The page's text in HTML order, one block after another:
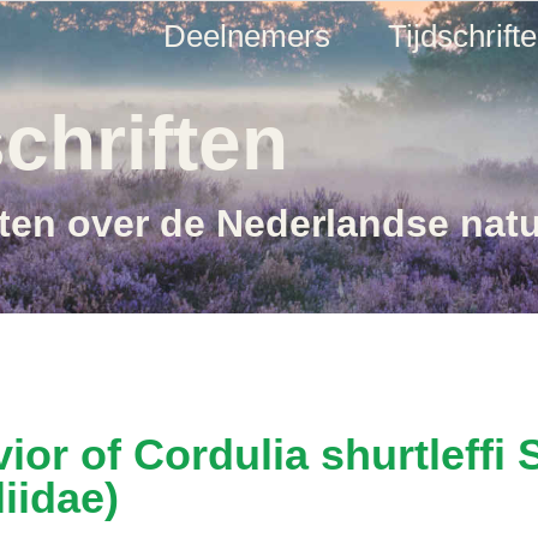
Deelnemers
over de Nederlandse
of Cordulia shurtleffi